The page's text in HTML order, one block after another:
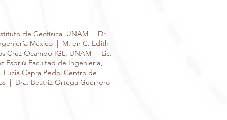
de Geofísica, UNAM | Dr.
México | M. en C. Edith
Cruz Ocampo IGL, UNAM | Lic.
Espriú Facultad de Ingeniería,
Capra Pedol Centro de
| Dra. Beatriz Ortega Guerrero